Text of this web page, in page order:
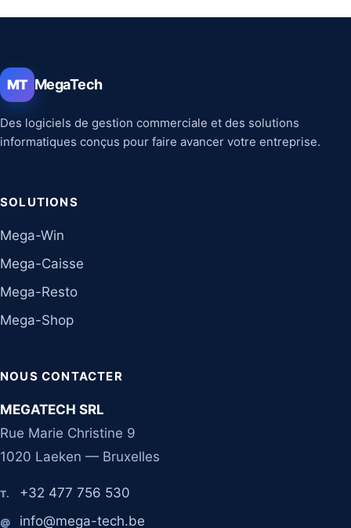
MT MegaTech
Des logiciels de gestion commerciale et des solutions
informatiques conçus pour faire avancer votre entreprise.
SOLUTIONS
Mega-Win
Mega-Caisse
Mega-Resto
Mega-Shop
NOUS CONTACTER
MEGATECH SRL
Rue Marie Christine 9
1020 Laeken — Bruxelles
T. +32 477 756 530
@ info@mega-tech.be